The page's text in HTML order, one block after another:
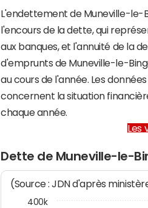
L'endettement de Muneville-le-
l'encours de la dette, qui
aux banques, et l'annuité de la
d'emprunts de Muneville-le-
au cours de l'année. Les
concernent la situation
chaque année.
Les
Dette de Muneville-le-
(Source : JDN d'après
400k